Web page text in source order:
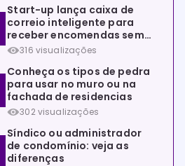
Start-up lança caixa de
correio inteligente para
receber encomendas sem
estar em casa
316 visualizações
Conheça os tipos de pedra
para usar no muro ou na
fachada de residencias
302 visualizações
Síndico ou administrador
de condomínio: veja as
diferenças